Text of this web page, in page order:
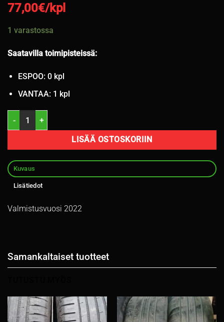
77,00€/kpl
1 varastossa
Saatavilla toimipisteissä:
ESPOO: 0 kpl
VANTAA: 1 kpl
255/35R19 Nokian Hakka Black 2 96Y kesä 5mm / 3V13-5 määrä
LISÄÄ OSTOSKORIIN
Kuvaus
Lisätiedot
Valmistusvuosi 2022
Samankaltaiset tuotteet